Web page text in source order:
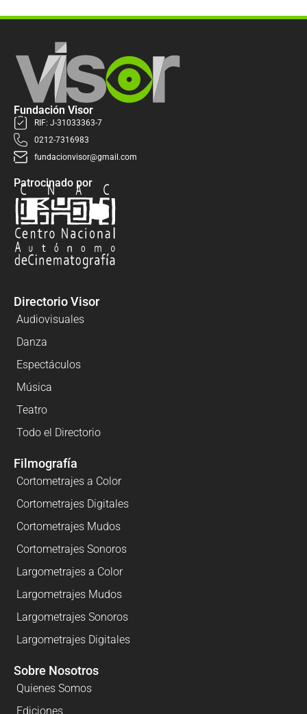
Fundación Visor
RIF: J-31033363-7
0212-7316983
fundacionvisor@gmail.com
Patrocinado por
Directorio Visor
Audiovisuales
Danza
Espectáculos
Música
Teatro
Todo el Directorio
Filmografía
Cortometrajes a Color
Cortometrajes Digitales
Cortometrajes Mudos
Cortometrajes Sonoros
Largometrajes a Color
Largometrajes Mudos
Largometrajes Sonoros
Largometrajes Digitales
Sobre Nosotros
Quienes Somos
Ediciones